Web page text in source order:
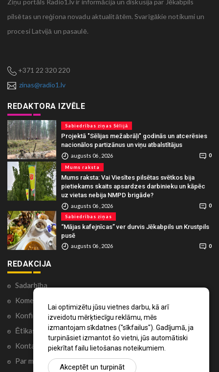
Lai optimizētu jūsu vietnes darbu, kā arī
izveidotu mērķtiecīgu reklāmu, mēs
izmantojam sīkdatnes ("sīkfailus"). Gadījumā, ja
turpināsiet izmantot šo vietni, jūs automātiski
piekrītat failu lietošanas noteikumiem.
Akceptēt un turpināt
Ziņu portāls Radio1.lv ir informācija un diskusija par Jēkabpils
pilsētas un reģiona novadu aktualitātēm. Svarīgākie notikumi un
procesi Latvijā un pasaulē.
+371 22 320 220
zinas@radio1.lv
REDAKTORA IZVĒLE
Sabiedrības ziņas Sēlijā
Projektā "Sēlijas mežabrāļi" godinās un atcerēsies
nacionālos partizānus un viņu atbalstītājus
augusts 06 , 2026 0
Mums raksta
Mums raksta: Vai Viesītes pilsētas svētkos bija
pietiekams skaits apsardzes darbinieku un kāpēc
uz vietas nebija NMPD brigāde?
augusts 06 , 2026 0
Sabiedrības ziņas
“Mājas kafejnīcas” ver durvis Jēkabpils un Krustpils
pusē
augusts 06 , 2026 0
REDAKCIJA
Sadarbība
Komentāri portālā
Konfidencialitātes politika
Ētikas kodekss
Kontakti
Par mums